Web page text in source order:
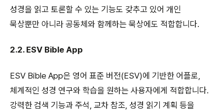
성경을 읽고 토론할 수 있는 기능도 갖추고 있어 개인
묵상뿐만 아니라 공동체와 함께하는 묵상에도 적합합니다.
2.2. ESV Bible App
ESV Bible App은 영어 표준 버전(ESV)에 기반한 어플로,
체계적인 성경 연구와 학습을 원하는 사용자에게 적합합니다.
강력한 검색 기능과 주석, 교차 참조, 성경 읽기 계획 등을